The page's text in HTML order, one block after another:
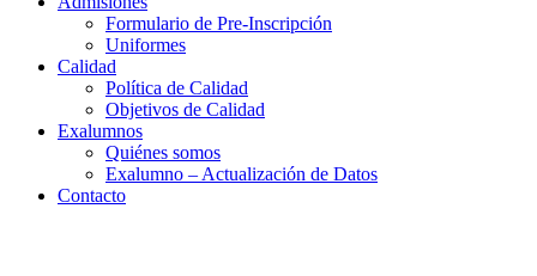
Formulario de Pre-Inscripción
Uniformes
Calidad
Política de Calidad
Objetivos de Calidad
Exalumnos
Quiénes somos
Exalumno – Actualización de Datos
Contacto